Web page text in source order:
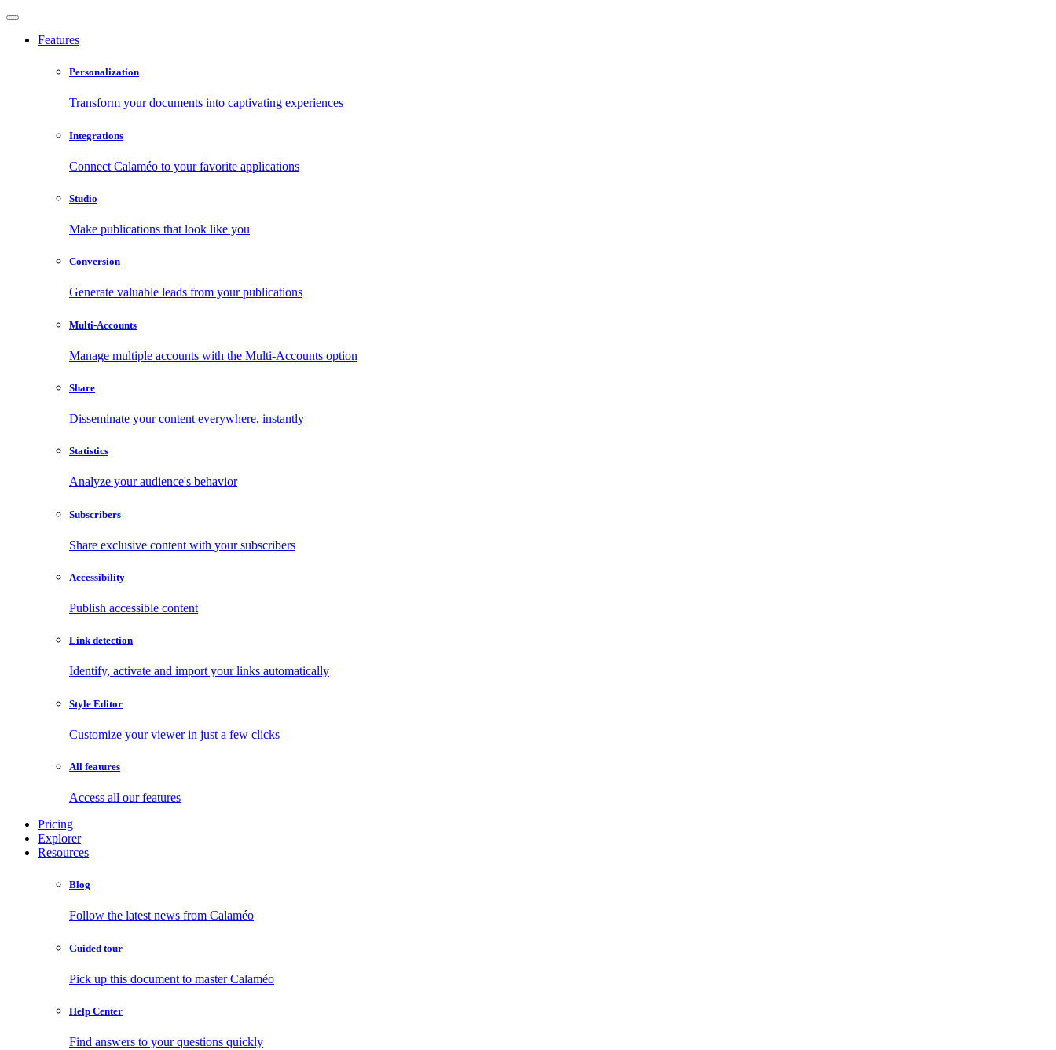
Features
Personalization
Transform your documents into captivating experiences
Integrations
Connect Calaméo to your favorite applications
Studio
Make publications that look like you
Conversion
Generate valuable leads from your publications
Multi-Accounts
Manage multiple accounts with the Multi-Accounts option
Share
Disseminate your content everywhere, instantly
Statistics
Analyze your audience's behavior
Subscribers
Share exclusive content with your subscribers
Accessibility
Publish accessible content
Link detection
Identify, activate and import your links automatically
Style Editor
Customize your viewer in just a few clicks
All features
Access all our features
Pricing
Explorer
Resources
Blog
Follow the latest news from Calaméo
Guided tour
Pick up this document to master Calaméo
Help Center
Find answers to your questions quickly